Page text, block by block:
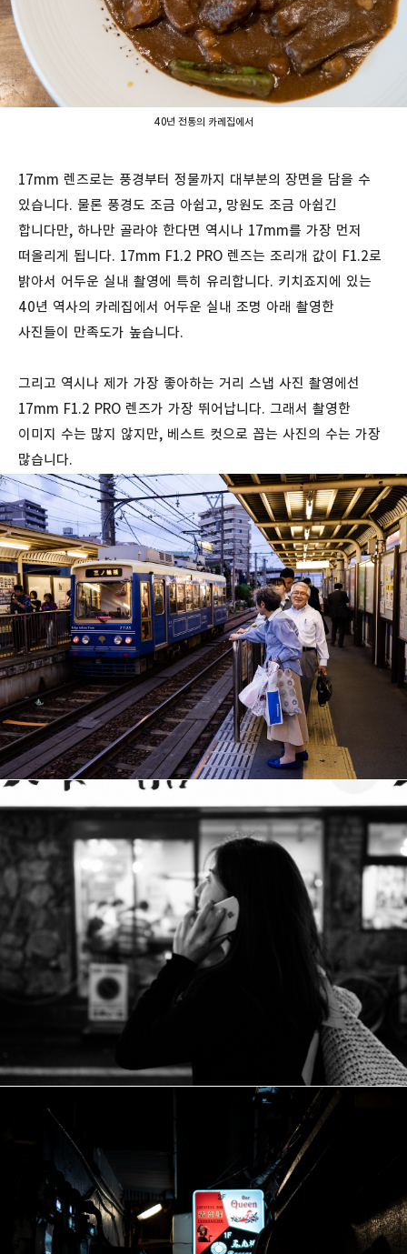
40년 전통의 카레집에서
17mm 렌즈로는 풍경부터 정물까지 대부분의 장면을 담을 수
있습니다. 물론 풍경도 조금 아쉽고, 망원도 조금 아쉽긴
합니다만, 하나만 골라야 한다면 역시나 17mm를 가장 먼저
떠올리게 됩니다. 17mm F1.2 PRO 렌즈는 조리개 값이 F1.2로
밝아서 어두운 실내 촬영에 특히 유리합니다. 키치죠지에 있는
40년 역사의 카레집에서 어두운 실내 조명 아래 촬영한
사진들이 만족도가 높습니다.
그리고 역시나 제가 가장 좋아하는 거리 스냅 사진 촬영에선
17mm F1.2 PRO 렌즈가 가장 뛰어납니다. 그래서 촬영한
이미지 수는 많지 않지만, 베스트 컷으로 꼽는 사진의 수는 가장
많습니다.